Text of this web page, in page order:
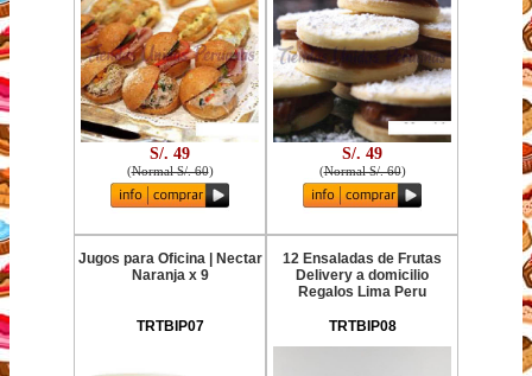
S/. 49
(Normal S/. 60)
S/. 49
(Normal S/. 60)
Jugos para Oficina | Nectar
Naranja x 9
TRTBIP07
12 Ensaladas de Frutas
Delivery a domicilio
Regalos Lima Peru
TRTBIP08